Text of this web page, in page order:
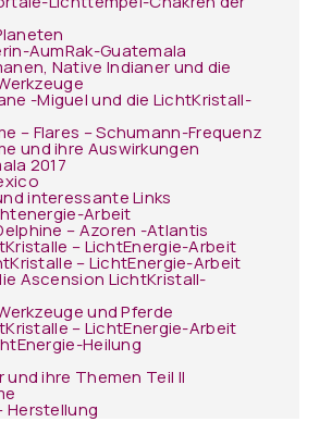
AumRak-Guatemala
Native Indianer und die
-Miguel und die LichtKristall-
– Flares – Schumann-Frequenz
und ihre Auswirkungen
2017
interessante Links
Arbeit
– Azoren -Atlantis
– LichtEnergie-Arbeit
– LichtEnergie-Arbeit
Ascension LichtKristall-
und Pferde
– LichtEnergie-Arbeit
Heilung
und ihre Themen Teil II
Herstellung